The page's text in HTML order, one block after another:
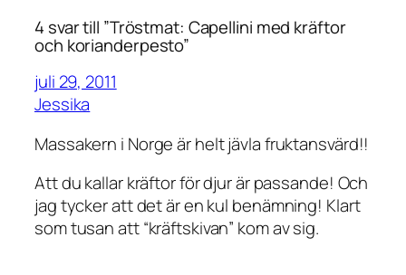
4 svar till ”Tröstmat: Capellini med kräftor
och korianderpesto”
juli 29, 2011
Jessika
Massakern i Norge är helt jävla fruktansvärd!!
Att du kallar kräftor för djur är passande! Och
jag tycker att det är en kul benämning! Klart
som tusan att “kräftskivan” kom av sig.